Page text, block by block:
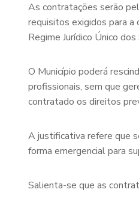
As contratações serão
requisitos exigidos para a
Regime Jurídico Único
O Município poderá
profissionais, sem que
contratado os direitos
A justificativa refere que
forma emergencial para
Salienta-se que as